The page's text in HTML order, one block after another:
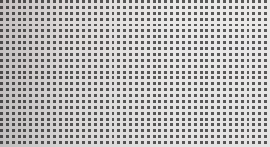
Bienenkorb
Buntspechte
Sternenzelt
Auto Handel & Werkstatt
Apotheken und Drogerie
Banken